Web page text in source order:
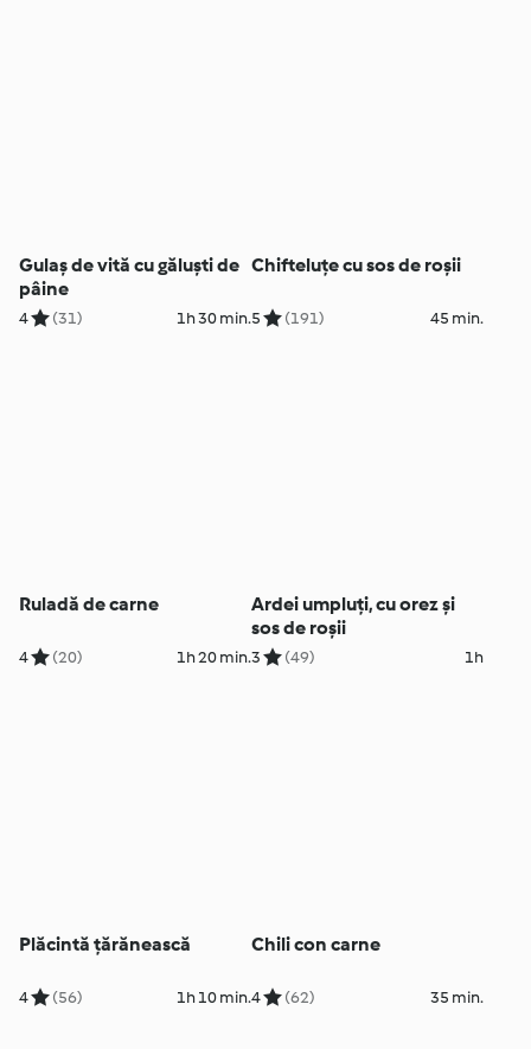
Gulaș de vită cu găluști de
pâine
4 (31) 1h 30 min.
Chifteluțe cu sos de roșii
5 (191) 45 min.
Ruladă de carne
4 (20) 1h 20 min.
Ardei umpluți, cu orez și
sos de roșii
3 (49) 1h
Plăcintă țărănească
4 (56) 1h 10 min.
Chili con carne
4 (62) 35 min.